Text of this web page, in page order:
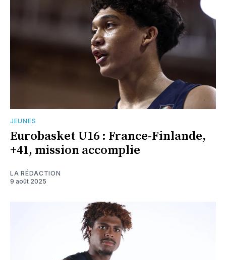
JEUNES
Eurobasket U16 : France-Finlande,
+41, mission accomplie
LA RÉDACTION
9 août 2025